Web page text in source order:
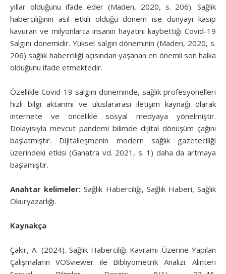
yıllar olduğunu ifade eder (Maden, 2020, s. 206). Sağlık
haberciliğinin asıl etkili olduğu dönem ise dünyayı kasıp
kavuran ve milyonlarca insanın hayatını kaybettiği Covid-19
Salgını dönemidir. Yüksel salgın döneminin (Maden, 2020, s.
206) sağlık haberciliği açısından yaşanan en önemli son halka
olduğunu ifade etmektedir.
Özellikle Covid-19 salgını döneminde, sağlık profesyonelleri
hızlı bilgi aktarımı ve uluslararası iletişim kaynağı olarak
internete ve öncelikle sosyal medyaya yönelmiştir.
Dolayısıyla mevcut pandemi bilimde dijital dönüşüm çağını
başlatmıştır. Dijitalleşmenin modern sağlık gazeteciliği
üzerindeki etkisi (Ganatra vd. 2021, s. 1) daha da artmaya
başlamıştır.
Anahtar kelimeler:Sağlık Haberciliği, Sağlık Haberi, Sağlık
Okuryazarlığı.
Kaynakça
Çakır, A. (2024). Sağlık Haberciliği Kavramı Üzerine Yapılan
Çalışmaların VOSviewer ile Bibliyometrik Analizi. Alınteri